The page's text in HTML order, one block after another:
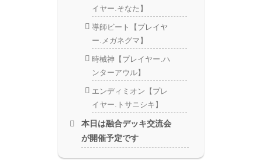
イヤー.そなた】
導師ビート【プレイヤ
ー.メガネグマ】
時械神【プレイヤー.ハ
ンターアウル】
エンディミオン【プレ
イヤー.トサニシキ】
本日は融合デッキ交流会
が開催予定です